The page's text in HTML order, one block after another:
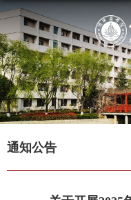
通知公告